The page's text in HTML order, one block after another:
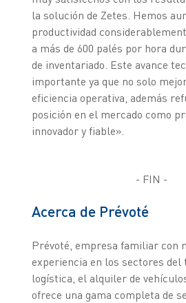
la solución de Zetes. Hemos
productividad
a más de 600 palés por hora
de inventariado. Este avance
importante ya que no solo
eficiencia operativa, además
posición en el mercado como
innovador y fiable».
- FIN -
Acerca de Prévoté
Prévoté, empresa familiar con
experiencia en los sectores
logística, el alquiler de
ofrece una gama completa de